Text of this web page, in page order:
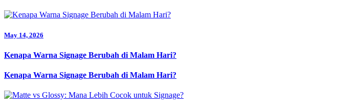
May 14, 2026
Kenapa Warna Signage Berubah di Malam Hari?
Kenapa Warna Signage Berubah di Malam Hari?